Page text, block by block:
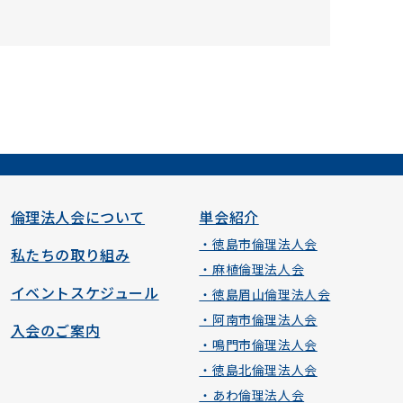
倫理法人会について
私たちの取り組み
イベントスケジュール
入会のご案内
単会紹介
・徳島市倫理法人会
・麻植倫理法人会
・徳島眉山倫理法人会
・阿南市倫理法人会
・鳴門市倫理法人会
・徳島北倫理法人会
・あわ倫理法人会